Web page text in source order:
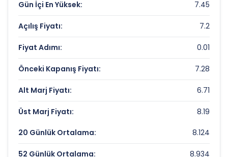
ISIK PLASTIK Rekorlar ve Önemli Seviyeler
Bugün Gördüğü En Yüksek Fiyat:
Son 1 Yılın Zirvesi:
23.79853877 TL
Son 1 Yılın Dibi:
4.73970898 TL
Gün İçi En Yüksek: 7.45
Açılış Fiyatı: 7.2
Fiyat Adımı: 0.01
Önceki Kapanış Fiyatı: 7.28
Alt Marj Fiyatı: 6.71
Üst Marj Fiyatı: 8.19
20 Günlük Ortalama: 8.124
52 Günlük Ortalama: 8.934